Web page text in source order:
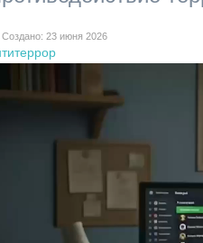
Создано: 23 июня 2026